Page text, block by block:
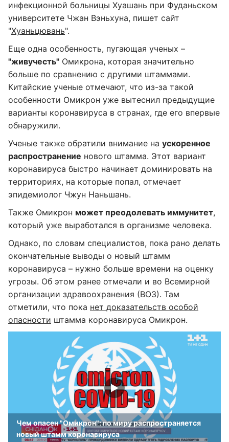
инфекционной больницы Хуашань при Фуданьском
университете Чжан Вэньхуна, пишет сайт
"Хуаньцювань".
Еще одна особенность, пугающая ученых –
"живучесть" Омикрона, которая значительно
больше по сравнению с другими штаммами.
Китайские ученые отмечают, что из-за такой
особенности Омикрон уже вытеснил предыдущие
варианты коронавируса в странах, где его впервые
обнаружили.
Ученые также обратили внимание на ускоренное
распространение нового штамма. Этот вариант
коронавируса быстро начинает доминировать на
территориях, на которые попал, отмечает
эпидемиолог Чжун Наньшань.
Также Омикрон может преодолевать иммунитет,
который уже выработался в организме человека.
Однако, по словам специалистов, пока рано делать
окончательные выводы о новый штамм
коронавируса – нужно больше времени на оценку
угрозы. Об этом ранее отмечали и во Всемирной
организации здравоохранения (ВОЗ). Там
отметили, что пока нет доказательств особой
опасности штамма коронавируса Омикрон.
Чем опасен "Омикрон": по миру распространяется
новый штамм коронавируса